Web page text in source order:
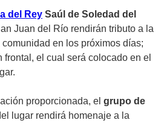
del Rey Saúl de Soledad del
Juan del Río rendirán tributo a la
en los próximos días;
frontal, el cual será colocado en el
proporcionada, el grupo de
lugar rendirá homenaje a la